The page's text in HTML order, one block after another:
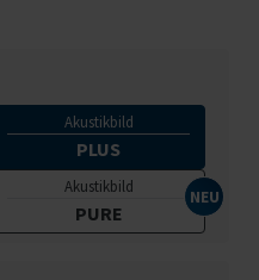
Akustikbild
PLUS
Akustikbild
PURE